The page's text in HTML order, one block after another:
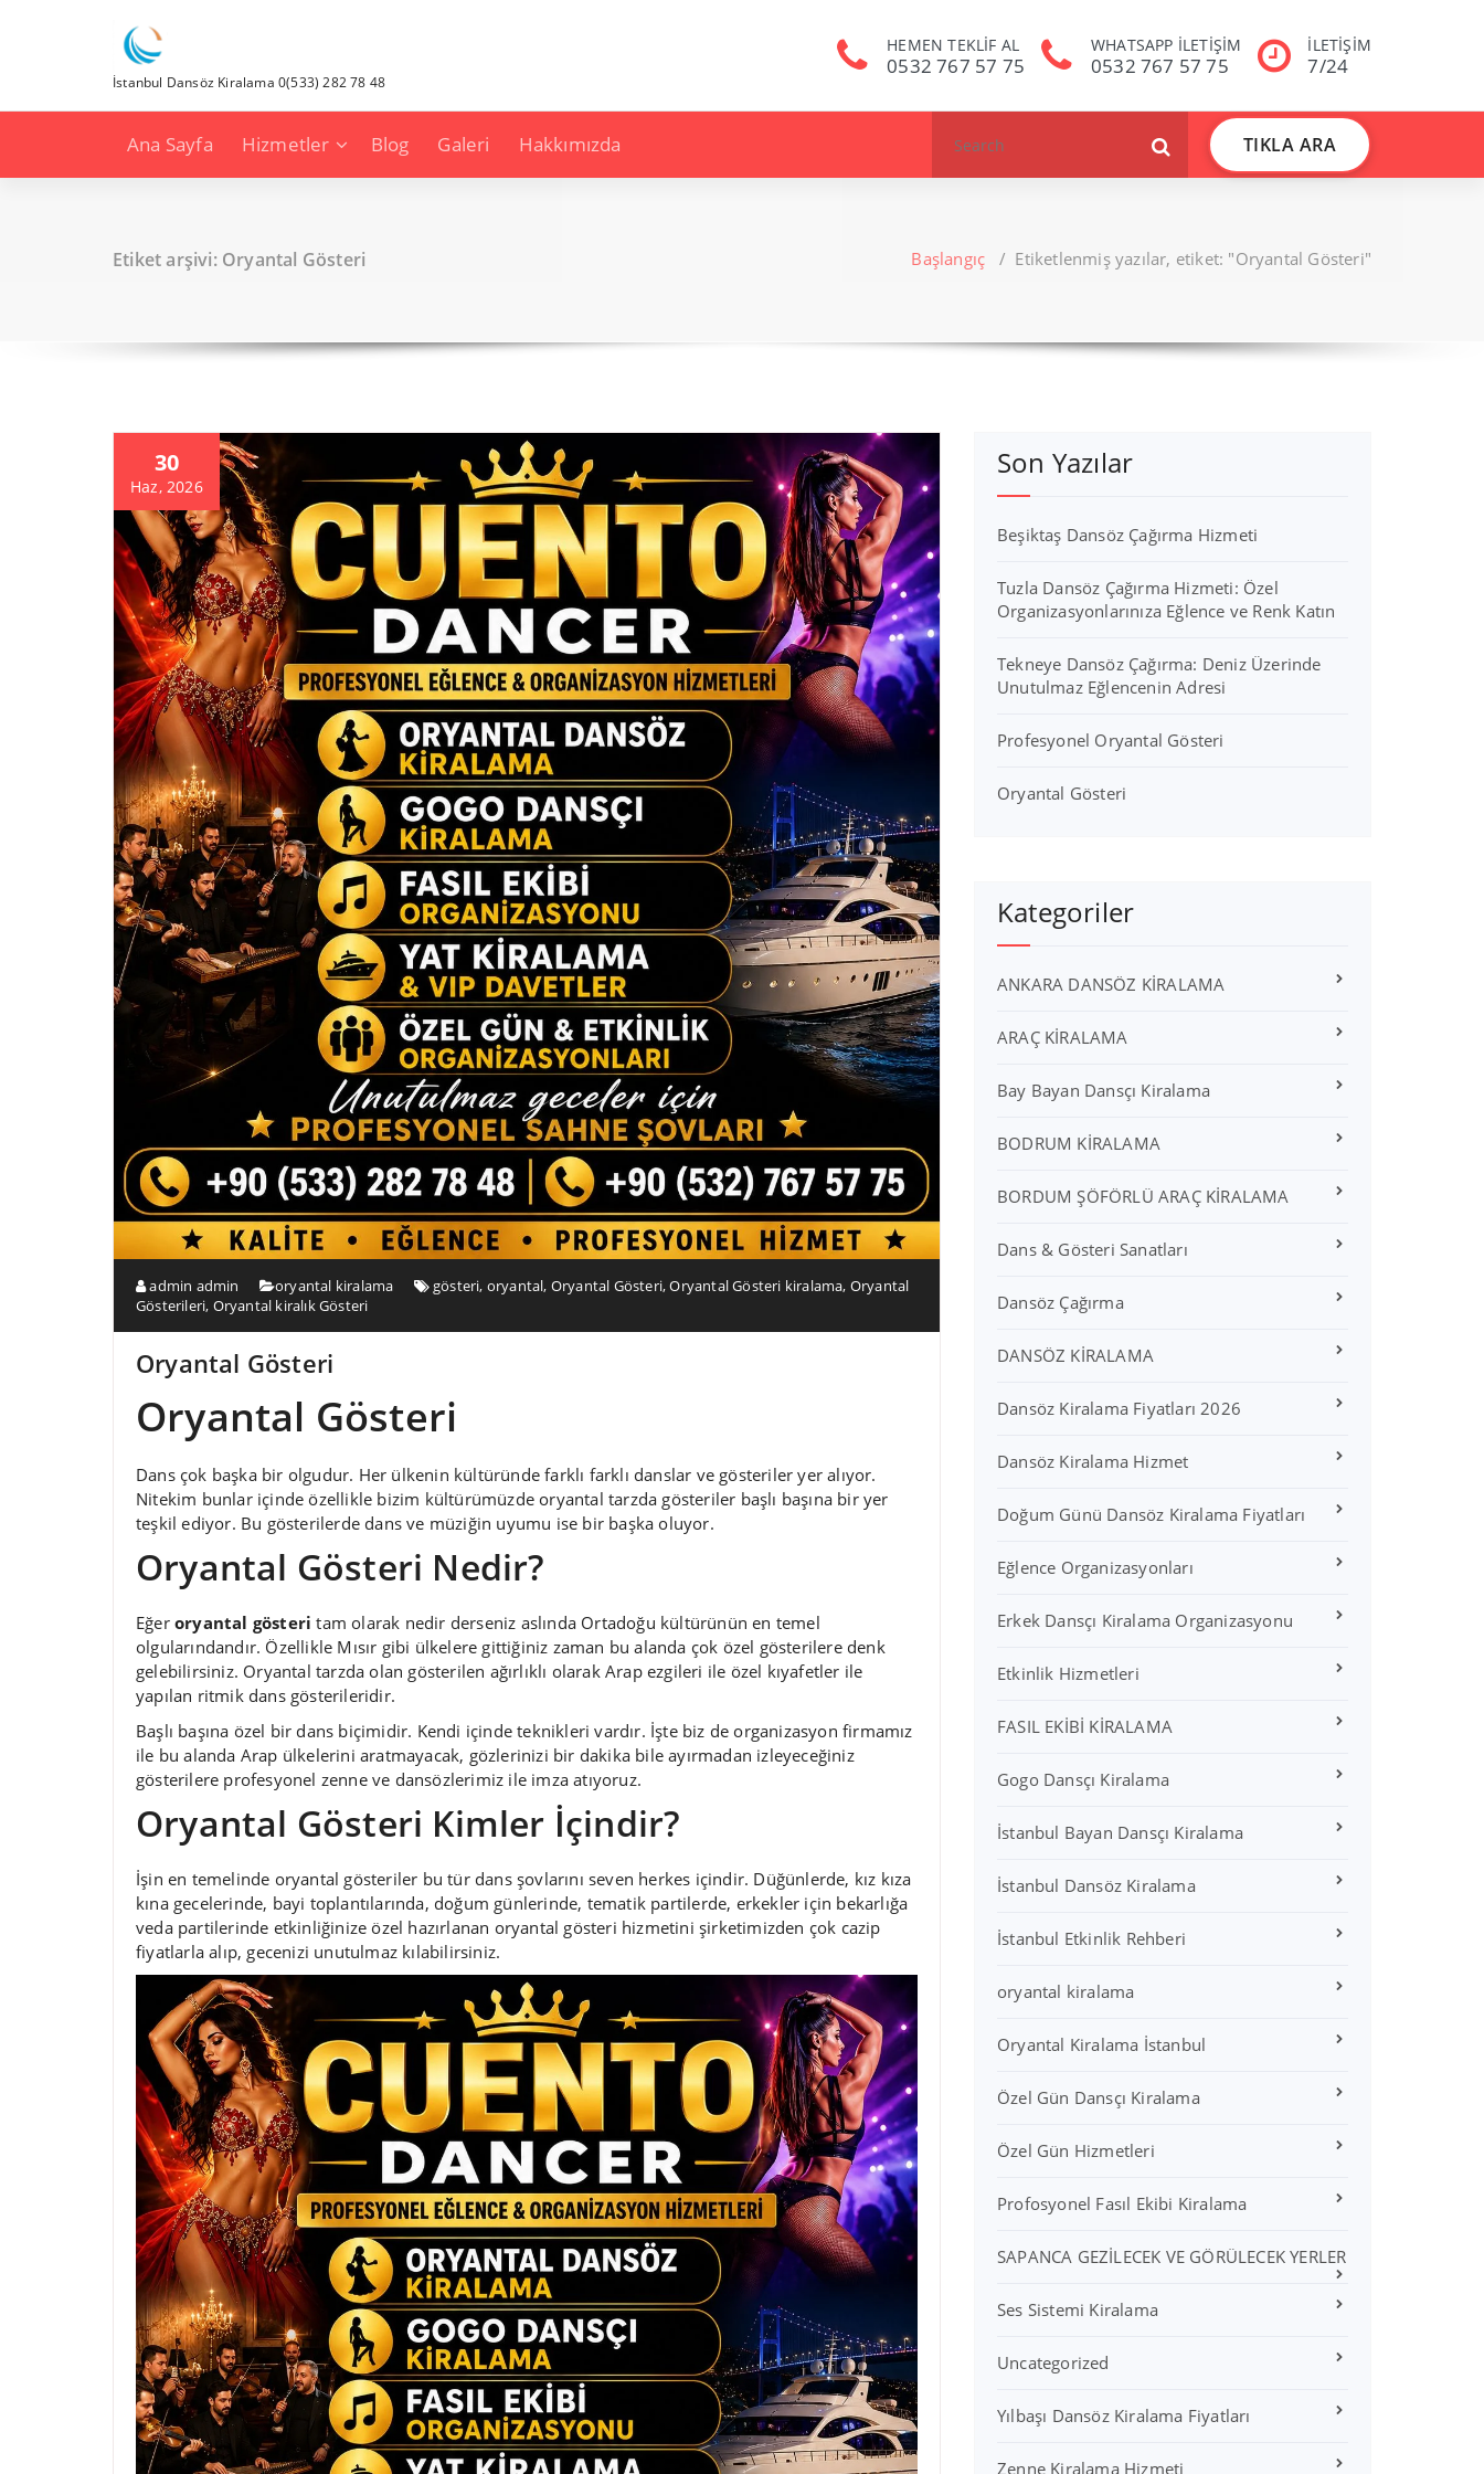
İstanbul Dansöz Kiralama 0(533) 282 78 48
HEMEN TEKLİF AL
0532 767 57 75
WHATSAPP İLETİŞİM
0532 767 57 75
İLETİŞİM
7/24
Ana Sayfa Hizmetler Blog Galeri Hakkımızda
for:
TIKLA ARA
Etiket arşivi: Oryantal Gösteri Başlangıç / Etiketlenmiş yazılar, etiket: "Oryantal Gösteri"
30
Haz, 2026
admin admin oryantal kiralama gösteri, oryantal, Oryantal Gösteri,Oryantal Gösteri kiralama, Oryantal
Gösterileri, Oryantal kiralık Gösteri
Oryantal Gösteri
Oryantal Gösteri
Dans çok başka bir olgudur. Her ülkenin kültüründe farklı farklı danslar ve gösteriler yer alıyor.
Nitekim bunlar içinde özellikle bizim kültürümüzde oryantal tarzda gösteriler başlı başına bir yer
teşkil ediyor. Bu gösterilerde dans ve müziğin uyumu ise bir başka oluyor.
Oryantal Gösteri Nedir?
Eğeroryantal gösteritam olarak nedir derseniz aslında Ortadoğu kültürünün en temel
olgularındandır. Özellikle Mısır gibi ülkelere gittiğiniz zaman bu alanda çok özel gösterilere denk
gelebilirsiniz. Oryantal tarzda olan gösterilen ağırlıklı olarak Arap ezgileri ile özel kıyafetler ile
yapılan ritmik dans gösterileridir.
Başlı başına özel bir dans biçimidir. Kendi içinde teknikleri vardır. İşte biz de organizasyon firmamız
ile bu alanda Arap ülkelerini aratmayacak, gözlerinizi bir dakika bile ayırmadan izleyeceğiniz
gösterilere profesyonel zenne ve dansözlerimiz ile imza atıyoruz.
Oryantal Gösteri Kimler İçindir?
İşin en temelinde oryantal gösteriler bu tür dans şovlarını seven herkes içindir. Düğünlerde, kız kıza
kına gecelerinde, bayi toplantılarında, doğum günlerinde, tematik partilerde, erkekler için bekarlığa
veda partilerinde etkinliğinize özel hazırlanan oryantal gösteri hizmetini şirketimizden çok cazip
fiyatlarla alıp, gecenizi unutulmaz kılabilirsiniz.
Son Yazılar
Beşiktaş Dansöz Çağırma Hizmeti
Tuzla Dansöz Çağırma Hizmeti: Özel
Organizasyonlarınıza Eğlence ve Renk Katın
Tekneye Dansöz Çağırma: Deniz Üzerinde
Unutulmaz Eğlencenin Adresi
Profesyonel Oryantal Gösteri
Oryantal Gösteri
Kategoriler
ANKARA DANSÖZ KİRALAMA
ARAÇ KİRALAMA
Bay Bayan Dansçı Kiralama
BODRUM KİRALAMA
BORDUM ŞÖFÖRLÜ ARAÇ KİRALAMA
Dans & Gösteri Sanatları
Dansöz Çağırma
DANSÖZ KİRALAMA
Dansöz Kiralama Fiyatları 2026
Dansöz Kiralama Hizmet
Doğum Günü Dansöz Kiralama Fiyatları
Eğlence Organizasyonları
Erkek Dansçı Kiralama Organizasyonu
Etkinlik Hizmetleri
FASIL EKİBİ KİRALAMA
Gogo Dansçı Kiralama
İstanbul Bayan Dansçı Kiralama
İstanbul Dansöz Kiralama
İstanbul Etkinlik Rehberi
oryantal kiralama
Oryantal Kiralama İstanbul
Özel Gün Dansçı Kiralama
Özel Gün Hizmetleri
Profosyonel Fasıl Ekibi Kiralama
SAPANCA GEZİLECEK VE GÖRÜLECEK YERLER
Ses Sistemi Kiralama
Uncategorized
Yılbaşı Dansöz Kiralama Fiyatları
Zenne Kiralama Hizmeti